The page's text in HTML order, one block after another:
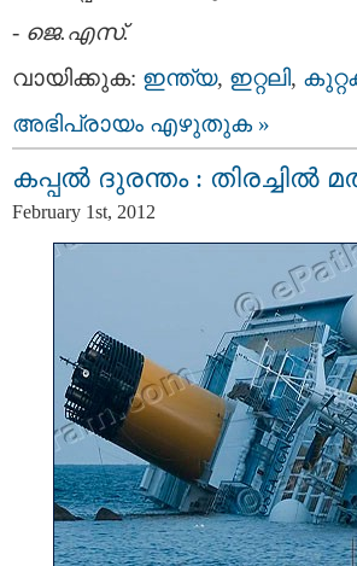
- ജെ.എസ്.
വായിക്കുക: ഇന്ത്യ, ഇറ്റലി,
അഭിപ്രായം എഴുതുക »
കപ്പല്‍ ദുരന്തം : തിരച്ചില്‍
February 1st, 2012